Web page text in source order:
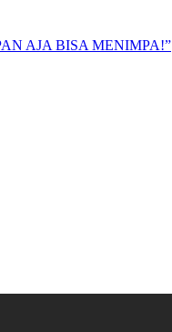
AJA BISA MENIMPA!”